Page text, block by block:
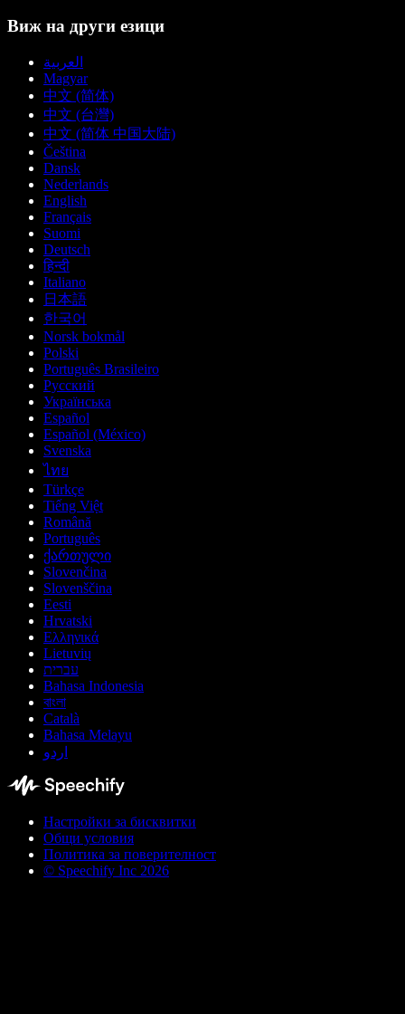
Виж на други езици
العربية
Magyar
中文 (简体)
中文 (台灣)
中文 (简体 中国大陆)
Čeština
Dansk
Nederlands
English
Français
Suomi
Deutsch
हिन्दी
Italiano
日本語
한국어
Norsk bokmål
Polski
Português Brasileiro
Русский
Українська
Español
Español (México)
Svenska
ไทย
Türkçe
Tiếng Việt
Română
Português
ქართული
Slovenčina
Slovenščina
Eesti
Hrvatski
Ελληνικά
Lietuvių
עברית
Bahasa Indonesia
বাংলা
Català
Bahasa Melayu
اردو
Настройки за бисквитки
Общи условия
Политика за поверителност
© Speechify Inc 2026